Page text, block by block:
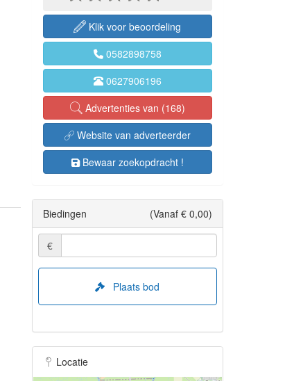
Klik voor beoordeling
0582898758
0627906196
Advertenties van (168)
Website van adverteerder
Bewaar zoekopdracht !
Biedingen (Vanaf € 0,00)
€
Plaats bod
Locatie